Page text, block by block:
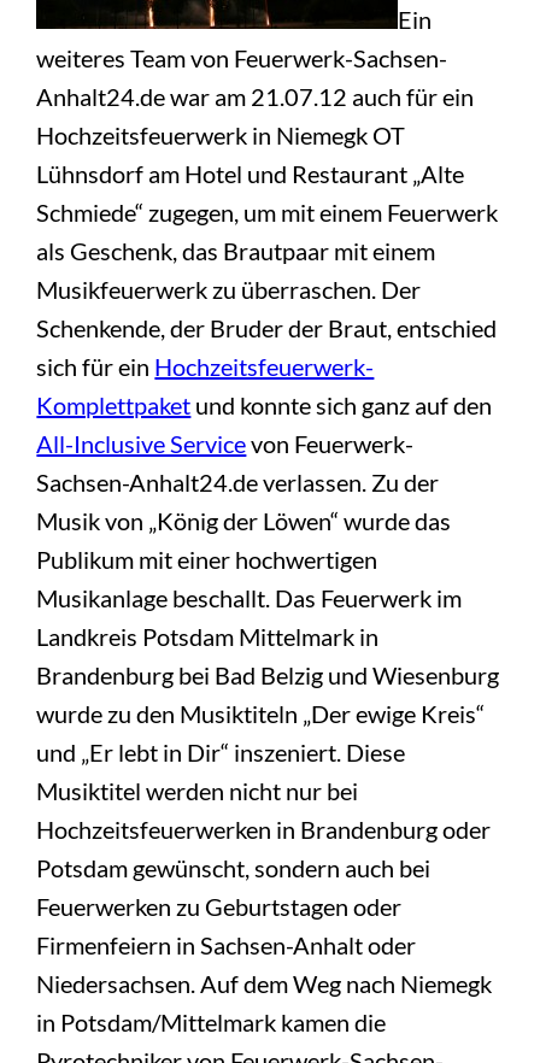
Ein
weiteres Team von Feuerwerk-Sachsen-
Anhalt24.de war am 21.07.12 auch für ein
Hochzeitsfeuerwerk in Niemegk OT
Lühnsdorf am Hotel und Restaurant „Alte
Schmiede“ zugegen, um mit einem Feuerwerk
als Geschenk, das Brautpaar mit einem
Musikfeuerwerk zu überraschen. Der
Schenkende, der Bruder der Braut, entschied
sich für ein Hochzeitsfeuerwerk-
Komplettpaket und konnte sich ganz auf den
All-Inclusive Servicevon Feuerwerk-
Sachsen-Anhalt24.de verlassen. Zu der
Musik von „König der Löwen“ wurde das
Publikum mit einer hochwertigen
Musikanlage beschallt. Das Feuerwerk im
Landkreis Potsdam Mittelmark in
Brandenburg bei Bad Belzig und Wiesenburg
wurde zu den Musiktiteln „Der ewige Kreis“
und „Er lebt in Dir“ inszeniert. Diese
Musiktitel werden nicht nur bei
Hochzeitsfeuerwerken in Brandenburg oder
Potsdam gewünscht, sondern auch bei
Feuerwerken zu Geburtstagen oder
Firmenfeiern in Sachsen-Anhalt oder
Niedersachsen. Auf dem Weg nach Niemegk
in Potsdam/Mittelmark kamen die